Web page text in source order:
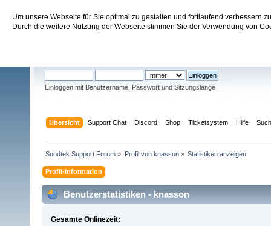
Um unsere Webseite für Sie optimal zu gestalten und fortlaufend verbessern
Durch die weitere Nutzung der Webseite stimmen Sie der Verwendung von
Sundtek Support Forum
Einloggen mit Benutzername, Passwort und Sitzungslänge
Übersicht Support Chat Discord Shop Ticketsystem Hilfe
Sundtek Support Forum » Profil von knasson» Statistiken anzeigen
Profil-Information
Benutzerstatistiken - knasson
Gesamte Onlinezeit: